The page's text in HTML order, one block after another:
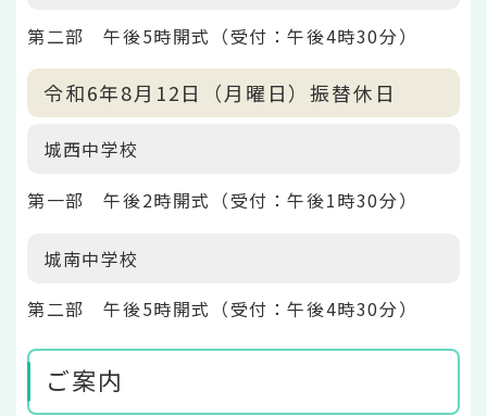
第二部 午後5時開式（受付：午後4時30分）
令和6年8月12日（月曜日）振替休日
城西中学校
第一部 午後2時開式（受付：午後1時30分）
城南中学校
第二部 午後5時開式（受付：午後4時30分）
ご案内